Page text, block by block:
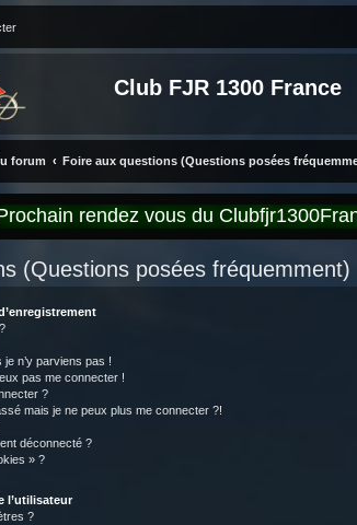
Club FJR 1300 France
forum Foire aux questions (Questions posées
rendez vous du
(Questions posées fréquemment)
je n’y parviens pas !
pas me connecter !
?
mais je ne peux plus me connecter ?!
déconnecté ?
» ?
l’utilisateur
?